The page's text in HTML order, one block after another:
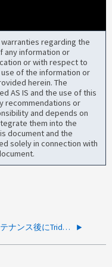
regarding the
any information or
or with respect to
of the information or
herein. The
AS IS and the use of this
recommendations or
and depends on
them into the
document and the
solely in connection with
メンテナンス後にTridentワーカーノードがPVをマウントできない